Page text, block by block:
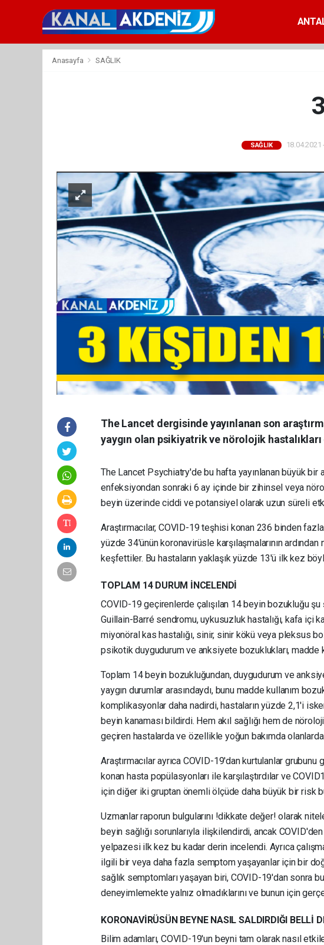
Anasayfa SAĞLIK
SAĞLIK 18.04.2021
The Lancet dergisinde yayınlanan son
yaygın olan psikiyatrik ve nörolojik hastalıkları
The Lancet Psychiatry'de bu hafta yayınlanan büyük bir
enfeksiyondan sonraki 6 ay içinde bir zihinsel veya
beyin üzerinde ciddi ve potansiyel olarak uzun süreli
Araştırmacılar, COVID-19 teşhisi konan 236 binden
yüzde 34'ünün koronavirüsle karşılaşmalarının
keşfettiler. Bu hastaların yaklaşık yüzde 13'ü ilk kez
TOPLAM 14 DURUM İNCELENDİ
COVID-19 geçirenlerde çalışılan 14 beyin bozukluğu
Guillain-Barré sendromu, uykusuzluk hastalığı, kafa içi
miyonöral kas hastalığı, sinir, sinir kökü veya pleksus
psikotik duygudurum ve anksiyete bozuklukları, madde
Toplam 14 beyin bozukluğundan, duygudurum ve
yaygın durumlar arasındaydı, bunu madde kullanım
komplikasyonlar daha nadirdi, hastaların yüzde 2,1'i
beyin kanaması bildirdi. Hem akıl sağlığı hem de
geçiren hastalarda ve özellikle yoğun bakımda
Araştırmacılar ayrıca COVID-19'dan kurtulanlar
konan hasta popülasyonları ile karşılaştırdılar ve
için diğer iki gruptan önemli ölçüde daha büyük bir risk
Uzmanlar raporun bulgularını !dikkate değer! olarak
beyin sağlığı sorunlarıyla ilişkilendirdi, ancak
yelpazesi ilk kez bu kadar derin incelendi. Ayrıca
ilgili bir veya daha fazla semptom yaşayanlar için bir
sağlık semptomları yaşayan biri, COVID-19'dan sonra
deneyimlemekte yalnız olmadıklarını ve bunun için
KORONAVİRÜSÜN BEYNE NASIL SALDIRDIĞI BELLİ
Bilim adamları, COVID-19'un beyni tam olarak nasıl